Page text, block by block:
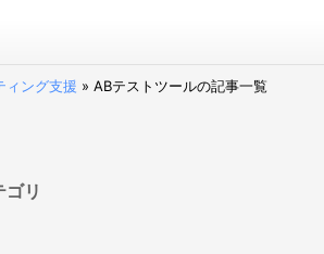
約システム
ト・代行
ィング支援 »ABテストツールの記事一覧
リ